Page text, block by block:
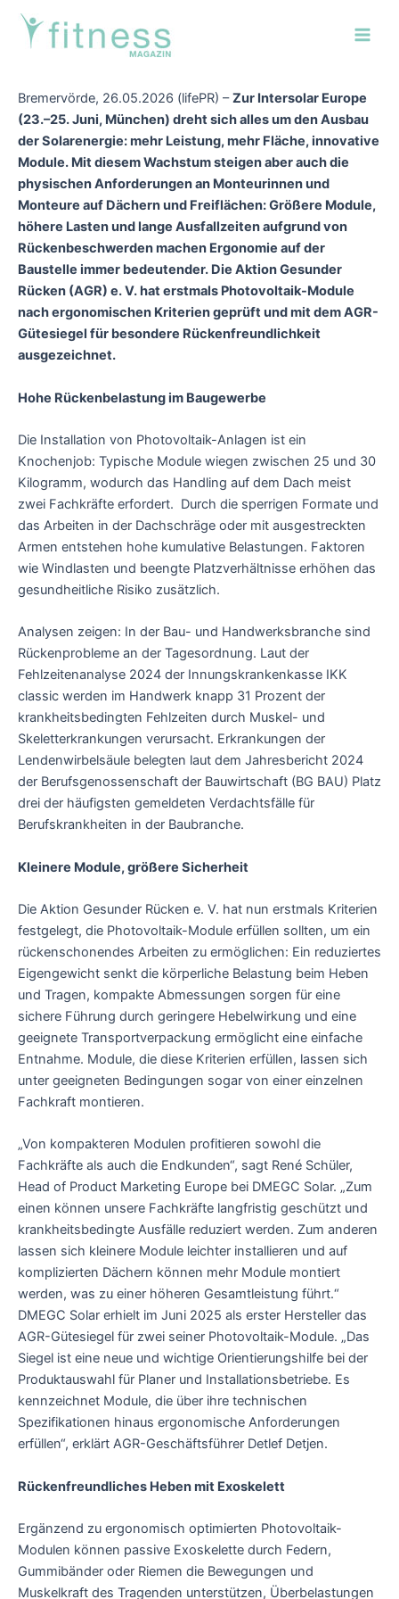
Zum
Inhalt
springen
Bremervörde, 26.05.2026 (lifePR) –Zur Intersolar Europe
(23.–25. Juni, München) dreht sich alles um den Ausbau
der Solarenergie: mehr Leistung, mehr Fläche, innovative
Module. Mit diesem Wachstum steigen aber auch die
physischen Anforderungen an Monteurinnen und
Monteure auf Dächern und Freiflächen: Größere Module,
höhere Lasten und lange Ausfallzeiten aufgrund von
Rückenbeschwerden machen Ergonomie auf der
Baustelle immer bedeutender. Die Aktion Gesunder
Rücken (AGR) e. V. hat erstmals Photovoltaik-Module
nach ergonomischen Kriterien geprüft und mit dem AGR-
Gütesiegel für besondere Rückenfreundlichkeit
ausgezeichnet.
Hohe Rückenbelastung im Baugewerbe
Die Installation von Photovoltaik-Anlagen ist ein
Knochenjob: Typische Module wiegen zwischen 25 und 30
Kilogramm, wodurch das Handling auf dem Dach meist
zwei Fachkräfte erfordert. Durch die sperrigen Formate und
das Arbeiten in der Dachschräge oder mit ausgestreckten
Armen entstehen hohe kumulative Belastungen. Faktoren
wie Windlasten und beengte Platzverhältnisse erhöhen das
gesundheitliche Risiko zusätzlich.
Analysen zeigen: In der Bau- und Handwerksbranche sind
Rückenprobleme an der Tagesordnung. Laut der
Fehlzeitenanalyse 2024 der Innungskrankenkasse IKK
classic werden im Handwerk knapp 31 Prozent der
krankheitsbedingten Fehlzeiten durch Muskel- und
Skeletterkrankungen verursacht. Erkrankungen der
Lendenwirbelsäule belegten laut dem Jahresbericht 2024
der Berufsgenossenschaft der Bauwirtschaft (BG BAU) Platz
drei der häufigsten gemeldeten Verdachtsfälle für
Berufskrankheiten in der Baubranche.
Kleinere Module, größere Sicherheit
Die Aktion Gesunder Rücken e. V. hat nun erstmals Kriterien
festgelegt, die Photovoltaik-Module erfüllen sollten, um ein
rückenschonendes Arbeiten zu ermöglichen: Ein reduziertes
Eigengewicht senkt die körperliche Belastung beim Heben
und Tragen, kompakte Abmessungen sorgen für eine
sichere Führung durch geringere Hebelwirkung und eine
geeignete Transportverpackung ermöglicht eine einfache
Entnahme. Module, die diese Kriterien erfüllen, lassen sich
unter geeigneten Bedingungen sogar von einer einzelnen
Fachkraft montieren.
„Von kompakteren Modulen profitieren sowohl die
Fachkräfte als auch die Endkunden“, sagt René Schüler,
Head of Product Marketing Europe bei DMEGC Solar. „Zum
einen können unsere Fachkräfte langfristig geschützt und
krankheitsbedingte Ausfälle reduziert werden. Zum anderen
lassen sich kleinere Module leichter installieren und auf
komplizierten Dächern können mehr Module montiert
werden, was zu einer höheren Gesamtleistung führt.“
DMEGC Solar erhielt im Juni 2025 als erster Hersteller das
AGR-Gütesiegel für zwei seiner Photovoltaik-Module. „Das
Siegel ist eine neue und wichtige Orientierungshilfe bei der
Produktauswahl für Planer und Installationsbetriebe. Es
kennzeichnet Module, die über ihre technischen
Spezifikationen hinaus ergonomische Anforderungen
erfüllen“, erklärt AGR-Geschäftsführer Detlef Detjen.
Rückenfreundliches Heben mit Exoskelett
Ergänzend zu ergonomisch optimierten Photovoltaik-
Modulen können passive Exoskelette durch Federn,
Gummibänder oder Riemen die Bewegungen und
Muskelkraft des Tragenden unterstützen, Überbelastungen
Post
navigation